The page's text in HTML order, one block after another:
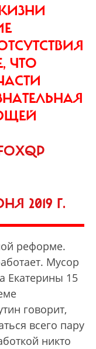
ЧТО
2019 Г.
реформе.
Мусор
Екатерины 15
говорит,
всего пару
никто